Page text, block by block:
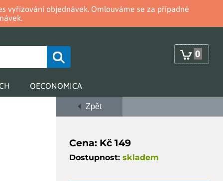
vyřizování objednávek. Omlouváme se za případné
0
OECONOMICA
Zpět
Cena: Kč 149
Dostupnost: skladem